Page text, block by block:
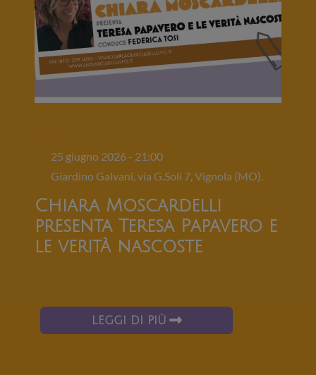
25 giugno 2026 - 21:00
Giardino Galvani, via G.Soli 7, Vignola (MO).
Chiara Moscardelli
presenta Teresa Papavero e
le verità nascoste
LEGGI DI PIÙ